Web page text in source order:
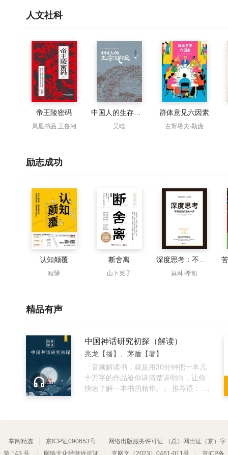
人文社科
帝王陵密码
凤凰书品,王鲁湘 吴晗
群体意见六因素
古斯塔夫·勒庞
励志成功
认知颠覆
程驿
断舍离
山下英子 莫琳·希凯
精品有声
中国神话研究初探（解读）
兆龙【播】、茅盾【著】
「音频解读书，就是用30分钟把一本几
十万字的作品给你讲清楚讲明白，让你
快速了解一本书的精华。」 推荐语： 作
作。在这本书中，茅盾打通中西，旁征
博引，重新界定了神话的概念和范畴，
掌阅精选 京ICP证090653号
网络出版服务许可证 （总）网出证（京）字
第 143 号
网络文化经营许可证 京网文（2023）0461-011号 京ICP备